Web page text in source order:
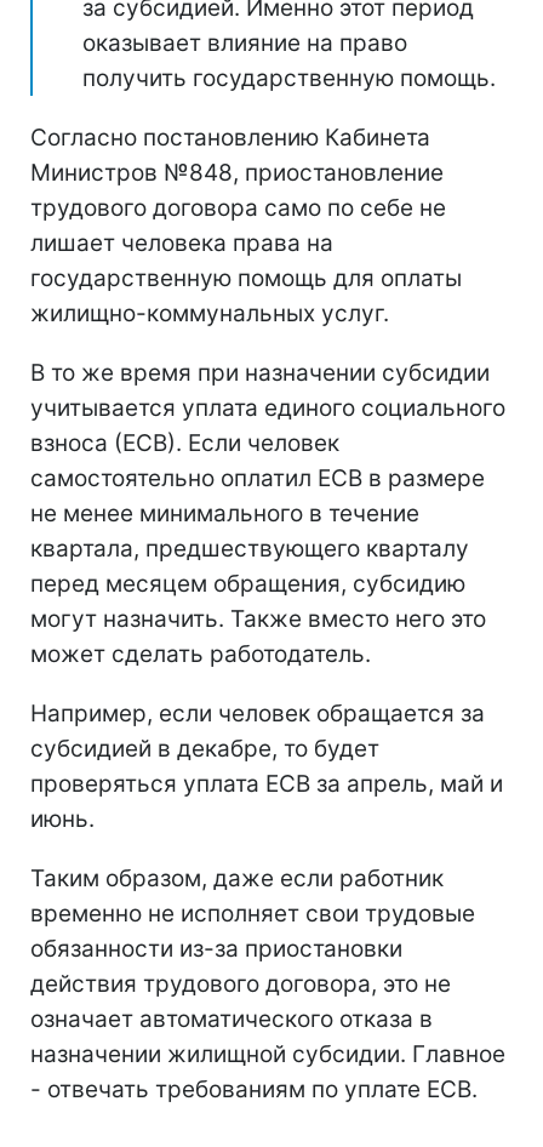
за субсидией. Именно этот период
оказывает влияние на право
получить государственную помощь.
Согласно постановлению Кабинета
Министров №848, приостановление
трудового договора само по себе не
лишает человека права на
государственную помощь для оплаты
жилищно-коммунальных услуг.
В то же время при назначении субсидии
учитывается уплата единого социального
взноса (ЕСВ). Если человек
самостоятельно оплатил ЕСВ в размере
не менее минимального в течение
квартала, предшествующего кварталу
перед месяцем обращения, субсидию
могут назначить. Также вместо него это
может сделать работодатель.
Например, если человек обращается за
субсидией в декабре, то будет
проверяться уплата ЕСВ за апрель, май и
июнь.
Таким образом, даже если работник
временно не исполняет свои трудовые
обязанности из-за приостановки
действия трудового договора, это не
означает автоматического отказа в
назначении жилищной субсидии. Главное
- отвечать требованиям по уплате ЕСВ.